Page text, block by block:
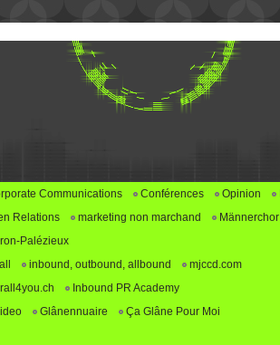
Communications Conférences Opinion
Relations marketing non marchand
Männerchor
Palézieux
inbound, outbound, allbound
mjccd.com
Inbound PR Academy
Glânennuaire
Ça Glâne Pour Moi